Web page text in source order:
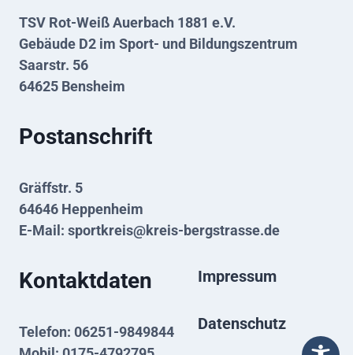
TSV Rot-Weiß Auerbach 1881 e.V.
Gebäude D2 im Sport- und Bildungszentrum
Saarstr. 56
64625 Bensheim
Postanschrift
Gräffstr. 5
64646 Heppenheim
E-Mail: sportkreis@kreis-bergstrasse.de
Kontaktdaten
Telefon: 06251-9849844
Impressum
Datenschutz